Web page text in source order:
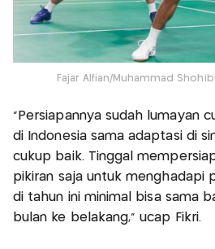
Fajar Alfian/Muhammad
"Persiapannya sudah lumayan
di Indonesia sama adaptasi di
cukup baik. Tinggal
pikiran saja untuk menghadapi
di tahun ini minimal bisa sama
bulan ke belakang," ucap Fikri.